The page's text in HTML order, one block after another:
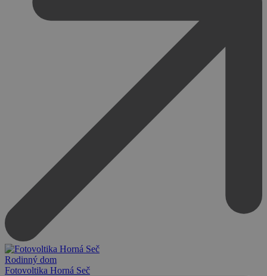
Rodinný dom
Fotovoltika Horná Seč